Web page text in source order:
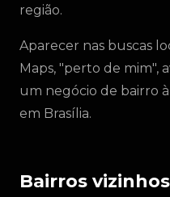
região.
Aparecer nas buscas
Maps, "perto de mim",
um negócio de bairro
em Brasília.
Bairros